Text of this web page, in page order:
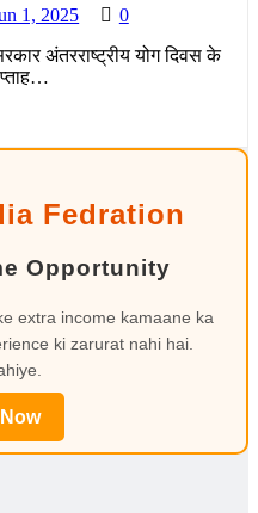
1, 2025
0
अंतरराष्ट्रीय योग दिवस के
Fedration
Opportunity
extra income kamaane ka
ki zarurat nahi hai.